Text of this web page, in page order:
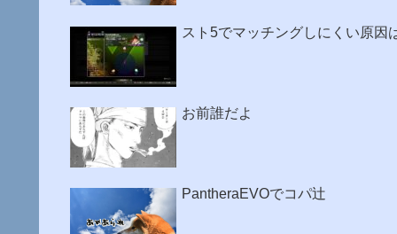
スト5でマッチングしにくい原因
お前誰だよ
PantheraEVOでコパ辻